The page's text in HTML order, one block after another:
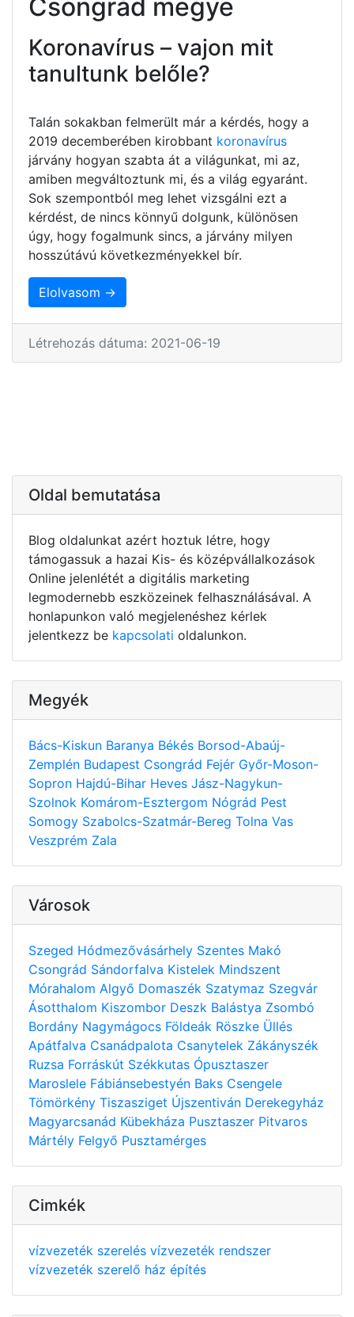
Csongrád megye
Koronavírus – vajon mit
tanultunk belőle?
Talán sokakban felmerült már a kérdés, hogy a
2019 decemberében kirobbant koronavírus
járvány hogyan szabta át a világunkat, mi az,
amiben megváltoztunk mi, és a világ egyaránt.
Sok szempontból meg lehet vizsgálni ezt a
kérdést, de nincs könnyű dolgunk, különösen
úgy, hogy fogalmunk sincs, a járvány milyen
hosszútávú következményekkel bír.
Elolvasom →
Létrehozás dátuma: 2021-06-19
Oldal bemutatása
Blog oldalunkat azért hoztuk létre, hogy
támogassuk a hazai Kis- és középvállalkozások
Online jelenlétét a digitális marketing
legmodernebb eszközeinek felhasználásával. A
honlapunkon való megjelenéshez kérlek
jelentkezz be kapcsolati oldalunkon.
Megyék
Bács-Kiskun Baranya Békés Borsod-Abaúj-
Zemplén Budapest Csongrád Fejér Győr-Moson-
Sopron Hajdú-Bihar Heves Jász-Nagykun-
Szolnok Komárom-Esztergom Nógrád Pest
Somogy Szabolcs-Szatmár-Bereg Tolna Vas
Veszprém Zala
Városok
Szeged Hódmezővásárhely Szentes Makó
Csongrád Sándorfalva Kistelek Mindszent
Mórahalom Algyő Domaszék Szatymaz Szegvár
Ásotthalom Kiszombor Deszk Balástya Zsombó
Bordány Nagymágocs Földeák Röszke Üllés
Apátfalva Csanádpalota Csanytelek Zákányszék
Ruzsa Forráskút Székkutas Ópusztaszer
Maroslele Fábiánsebestyén Baks Csengele
Tömörkény Tiszasziget Újszentiván Derekegyház
Magyarcsanád Kübekháza Pusztaszer Pitvaros
Mártély Felgyő Pusztamérges
Cimkék
vízvezeték szerelés vízvezeték rendszer
vízvezeték szerelő ház építés